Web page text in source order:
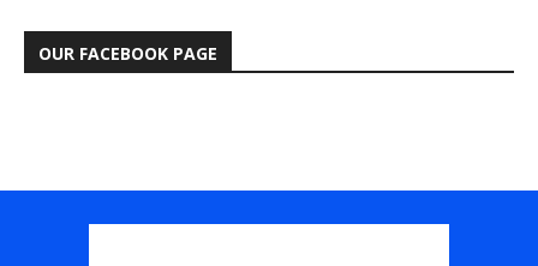
OUR FACEBOOK PAGE